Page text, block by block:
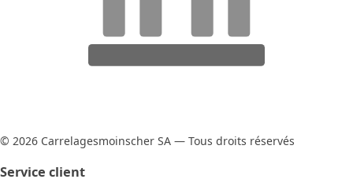
© 2026 Carrelagesmoinscher SA — Tous droits réservés
Service client